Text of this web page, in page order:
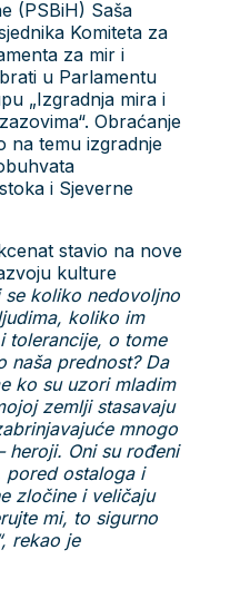
(PSBiH) Saša
Komiteta za
za mir i
u Parlamentu
„Izgradnja mira i
Obraćanje
na temu izgradnje
i Sjeverne
stavio na nove
kulture
se koliko nedovoljno
koliko im
tolerancije, o tome
naša prednost? Da
ko su uzori mladim
zemlji stasavaju
mnogo
heroji. Oni su rođeni
pored ostaloga i
zločine i veličaju
mi, to sigurno
rekao je